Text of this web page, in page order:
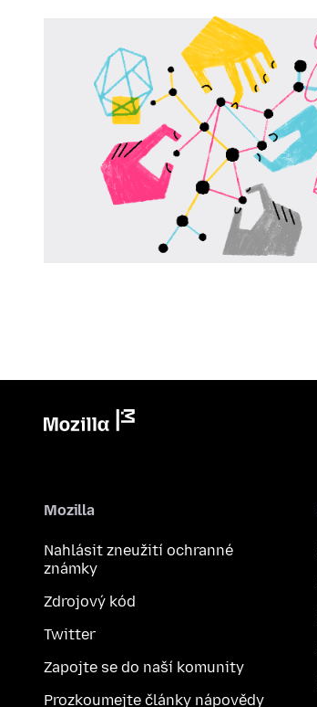
Mozilla
Nahlásit zneužití ochranné
známky
Zdrojový kód
Twitter
Zapojte se do naší komunity
Prozkoumejte články nápovědy